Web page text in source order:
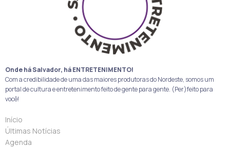
Onde há Salvador, há ENTRETENIMENTO!
Com a credibilidade de uma das maiores produtoras do Nordeste, somos um
portal de cultura e entretenimento feito de gente para gente. (Per)feito para
você!
Início
Últimas Notícias
Agenda